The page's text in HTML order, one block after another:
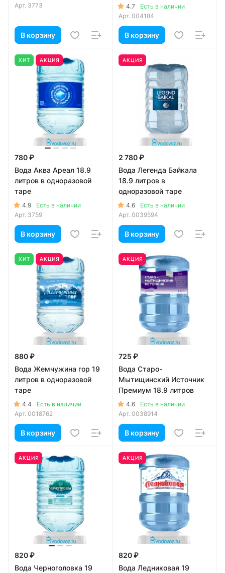
Арт. 3773
В корзину
4.7
Есть в наличии
Арт. 004184
В корзину
ХИТ АКЦИЯ
780 ₽
Вода Аква Ареал 18.9
литров в одноразовой
таре
4.9
Есть в наличии
Арт. 3759
В корзину
АКЦИЯ
2 780 ₽
Вода Легенда Байкала
18.9 литров в
одноразовой таре
4.6
Есть в наличии
Арт. 0039594
В корзину
ХИТ АКЦИЯ
880 ₽
Вода Жемчужина гор 19
литров в одноразовой
таре
4.4
Есть в наличии
Арт. 0018762
В корзину
АКЦИЯ
725 ₽
Вода Старо-
Мытищинский Источник
Премиум 18.9 литров
4.6
Есть в наличии
Арт. 0038914
В корзину
АКЦИЯ
820 ₽
Вода Черноголовка 19
АКЦИЯ
820 ₽
Вода Ледниковая 19